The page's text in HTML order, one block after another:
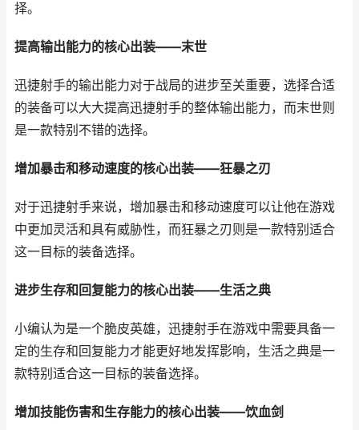
择。
提高输出能力的核心出装——末世
迅捷射手的输出能力对于战局的进步至关重要，选择合适
的装备可以大大提高迅捷射手的整体输出能力，而末世则
是一款特别不错的选择。
增加暴击和移动速度的核心出装——狂暴之刃
对于迅捷射手来说，增加暴击和移动速度可以让他在游戏
中更加灵活和具有威胁性，而狂暴之刃则是一款特别适合
这一目标的装备选择。
进步生存和回复能力的核心出装——生活之典
小编认为是一个脆皮英雄，迅捷射手在游戏中需要具备一
定的生存和回复能力才能更好地发挥影响，生活之典是一
款特别适合这一目标的装备选择。
增加技能伤害和生存能力的核心出装——饮血剑